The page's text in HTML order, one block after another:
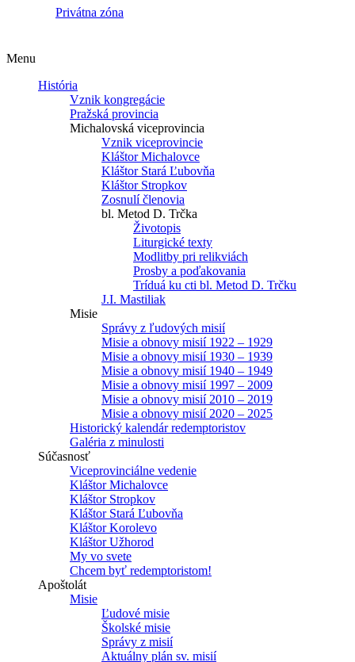
Privátna zóna
Menu
História
Vznik kongregácie
Pražská provincia
Michalovská viceprovincia
Vznik viceprovincie
Kláštor Michalovce
Kláštor Stará Ľubovňa
Kláštor Stropkov
Zosnulí členovia
bl. Metod D. Trčka
Životopis
Liturgické texty
Modlitby pri relikviách
Prosby a poďakovania
Tríduá ku cti bl. Metod D. Trčku
J.I. Mastiliak
Misie
Správy z ľudových misií
Misie a obnovy misií 1922 – 1929
Misie a obnovy misií 1930 – 1939
Misie a obnovy misií 1940 – 1949
Misie a obnovy misií 1997 – 2009
Misie a obnovy misií 2010 – 2019
Misie a obnovy misií 2020 – 2025
Historický kalendár redemptoristov
Galéria z minulosti
Súčasnosť
Viceprovinciálne vedenie
Kláštor Michalovce
Kláštor Stropkov
Kláštor Stará Ľubovňa
Kláštor Korolevo
Kláštor Užhorod
My vo svete
Chcem byť redemptoristom!
Apoštolát
Misie
Ľudové misie
Školské misie
Správy z misií
Aktuálny plán sv. misií